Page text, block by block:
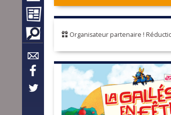
Organisateur partenaire !